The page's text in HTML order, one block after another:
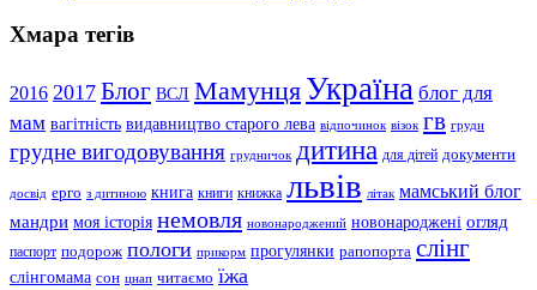
Хмара тегів
2016 2017 Блог ВСЛ МамунцяУкраїна блог для
мам вагітність видавництво старого лева відпочинок візок гв груди
грудне вигодовування грудничок дитина для дітей документи
досвід ерго з дитиною книга книги книжка львів літак мамський блог
мандри моя історія немовля новонароджений новонароджені огляд
паспорт подорож пологи прикорм прогулянки рапопорта слінг
слінгомама сон цнап читаємо їжа